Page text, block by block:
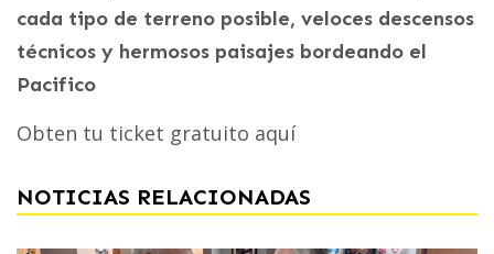
cada tipo de terreno posible, veloces descensos
técnicos y hermosos paisajes bordeando el
Pacifico
Obten tu ticket gratuito aquí
NOTICIAS RELACIONADAS